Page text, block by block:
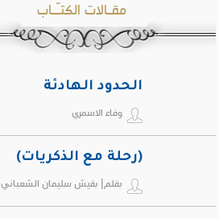
مقـالات الكتـّـاب
الحدود الهادئة
وفاء الاسمري
(رحلة مع الذكريات)
بقلم| بقيش سليمان الشعباني